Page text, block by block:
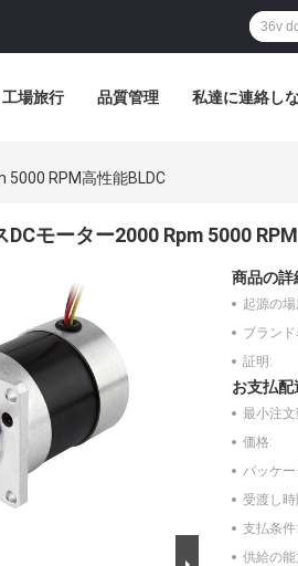
工場旅行 品質管理 私達に連絡し
5000 RPM高性能BLDC
モーター2000 Rpm 5000
商品の詳
起源の場
ブランド
証明:
お支払配
最小注文
価格:
パッケ
受渡し時
支払条件:
供給の能